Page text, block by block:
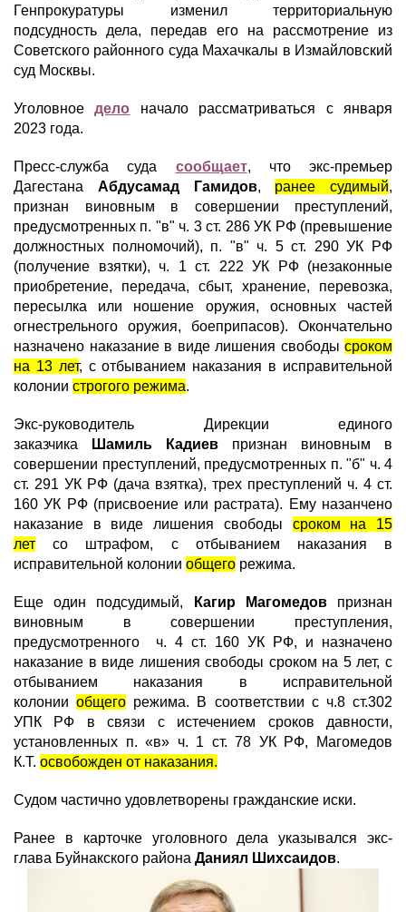
Генпрокуратуры изменил территориальную
подсудность дела, передав его на рассмотрение из
Советского районного суда Махачкалы в Измайловский
суд Москвы.
Уголовноедело начало рассматриваться с января
2023 года.
Пресс-служба суда сообщает, что экс-премьер
Дагестана Абдусамад Гамидов, ранее судимый,
признан виновным в совершении преступлений,
предусмотренных п. "в" ч. 3 ст. 286 УК РФ (превышение
должностных полномочий), п. "в" ч. 5 ст. 290 УК РФ
(получение взятки), ч. 1 ст. 222 УК РФ (незаконные
приобретение, передача, сбыт, хранение, перевозка,
пересылка или ношение оружия, основных частей
огнестрельного оружия, боеприпасов). Окончательно
назначено наказание в виде лишения свободы сроком
на 13 лет, с отбыванием наказания в исправительной
колонии строгого режима.
Экс-руководитель Дирекции единого
заказчика
Шамиль Кадиев признан виновным в
совершении преступлений, предусмотренных п. "б" ч. 4
ст. 291 УК РФ (дача взятка), трех преступлений ч. 4 ст.
160 УК РФ (присвоение или растрата). Ему назанчено
наказание в виде лишения свободы сроком на 15
лет со штрафом, с отбыванием наказания в
исправительной колонии общего режима.
Еще один подсудимый, Кагир Магомедовпризнан
виновным в совершении преступления,
предусмотренного ч. 4 ст. 160 УК РФ, и назначено
наказание в виде лишения свободы сроком на 5 лет, с
отбыванием наказания в исправительной
колонииобщего режима. В соответствии с ч.8 ст.302
УПК РФ в связи с истечением сроков давности,
установленных п. «в» ч. 1 ст. 78 УК РФ, Магомедов
К.Т. освобожден от наказания.
Судом частично удовлетворены гражданские иски.
Ранее в карточке уголовного дела указывался экс-
глава Буйнакского района Даниял Шихсаидов.